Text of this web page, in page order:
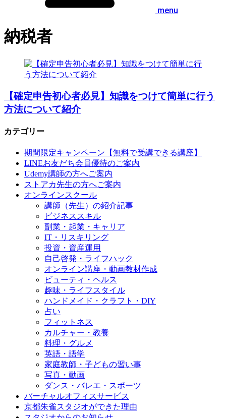
menu
納税者
【確定申告初心者必見】知識をつけて簡単に行う
方法について紹介
カテゴリー
期間限定キャンペーン【無料で受講できる講座】
LINEお友だち会員優待のご案内
Udemy講師の方へご案内
ストアカ先生の方へご案内
オンラインスクール
講師（先生）の紹介記事
ビジネススキル
副業・起業・キャリア
IT・リスキリング
投資・資産運用
自己啓発・ライフハック
オンライン講座・動画教材作成
ビューティ・ヘルス
趣味・ライフスタイル
ハンドメイド・クラフト・DIY
占い
フィットネス
カルチャー・教養
料理・グルメ
英語・語学
家庭教師・子どもの習い事
写真・動画
ダンス・バレエ・スポーツ
バーチャルオフィスサービス
京都朱雀スタジオができた理由